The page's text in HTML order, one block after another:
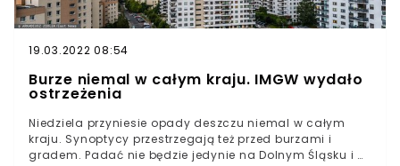
19.03.2022 08:54
Burze niemal w całym kraju. IMGW wydało
ostrzeżenia
Niedziela przyniesie opady deszczu niemal w całym
kraju. Synoptycy przestrzegają też przed burzami i
gradem. Padać nie będzie jedynie na Dolnym Śląsku i w